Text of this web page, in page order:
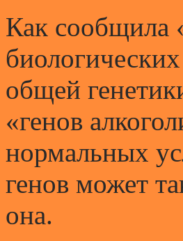
Как сообщила
общей
«генов
нормальных
генов может
она.